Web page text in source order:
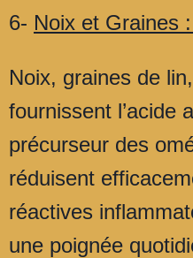
6- Noix et Graines
Noix, graines de
fournissent l’acide
précurseur des
réduisent
réactives
une poignée